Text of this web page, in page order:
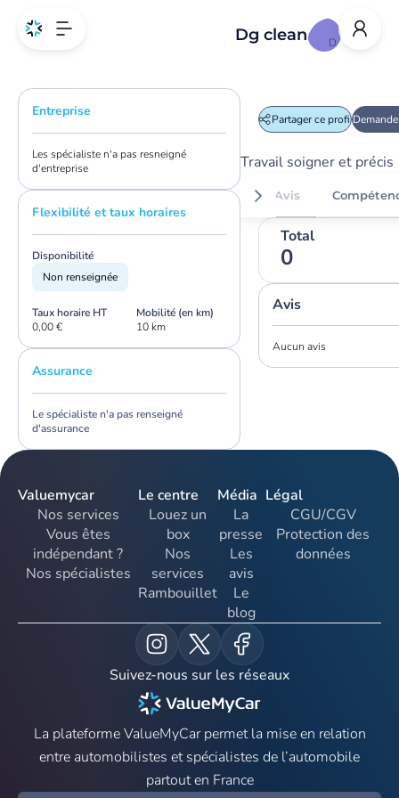
Entreprise
Les spécialiste n'a pas resneigné
d'entreprise
Flexibilité et taux horaires
Disponibilité
Non renseignée
Taux horaire HT
0,00 €
Mobilité (en km)
10 km
Assurance
Le spécialiste n'a pas renseigné
d'assurance
D
Dg clean
Partager ce profil
Travail soigner et précis
Avis
Total
0
Avis
Aucun avis
Valuemycar
Nos services
Vous êtes
indépendant ?
Nos spécialistes
Le centre
Louez un
box
Nos
services
Rambouillet
Média
La
presse
Les
avis
Le
blog
Légal
CGU/CGV
Protection des
données
Suivez-nous sur les réseaux
La plateforme ValueMyCar permet la mise en relation
entre automobilistes et spécialistes de l’automobile
partout en France